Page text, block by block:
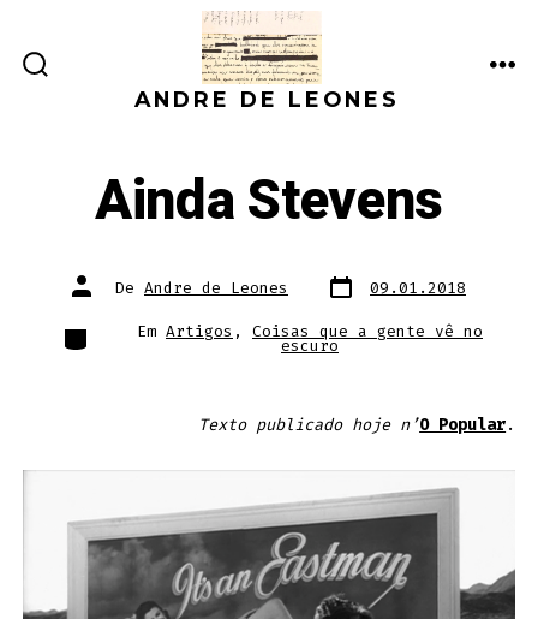
direto
PESQUISAANDRE DE LEONES
Ainda Stevens
Autor
do De Andre de Leones Data
do
09.01.2018
Categorias
Em Artigos , Coisas que a gente vê no
escuro
Texto publicado hoje n’O Popular.